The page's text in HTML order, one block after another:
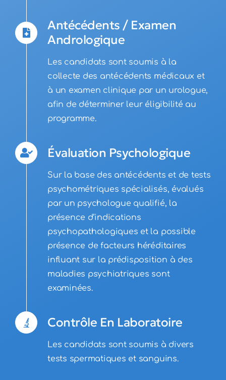
Antécédents / Examen
Andrologique
Les candidats sont soumis à la
collecte des antécédents médicaux et
à un examen clinique par un urologue,
afin de déterminer leur éligibilité au
programme.
Évaluation Psychologique
Sur la base des antécédents et de tests
psychométriques spécialisés, évalués
par un psychologue qualifié, la
présence d’indications
psychopathologiques et la possible
présence de facteurs héréditaires
influant sur la prédisposition à des
maladies psychiatriques sont
examinées.
Contrôle En Laboratoire
Les candidats sont soumis à divers
tests spermatiques et sanguins.